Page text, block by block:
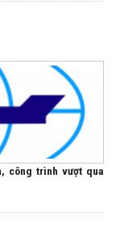
công trình vượt qua